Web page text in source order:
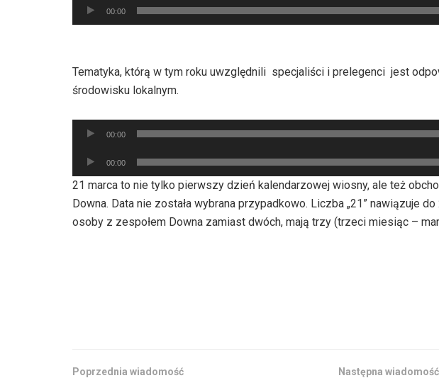
Odtwarzacz
plików
00:00
Tematyka, którą w tym roku uwzględnili specjaliści i prelegenci jest
środowisku lokalnym.
Odtwarzacz
dźwiękowych
00:00
Odtwarzacz
plików
dźwiękowych
00:00
21 marca to nie tylko pierwszy dzień kalendarzowej wiosny, ale też
Downa. Data nie została wybrana przypadkowo. Liczba „21” nawiązuje
osoby z zespołem Downa zamiast dwóch, mają trzy (trzeci miesiąc –
Poprzednia wiadomość Następna wiadomość